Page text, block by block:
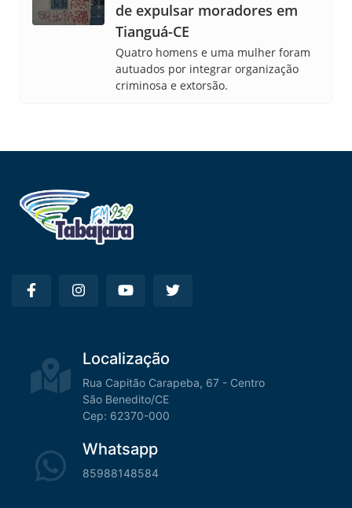
de expulsar moradores em
Tianguá-CE
Quatro homens e uma mulher foram
autuados por integrar organização
criminosa e extorsão.
Localização
Rua Capitão Carapeba, 67 - Centro
São Benedito/CE
Cep: 62370-000
Whatsapp
85988148584